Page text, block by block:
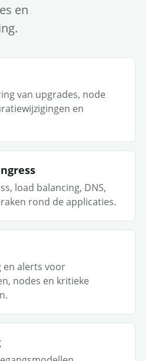
en
van upgrades, node
en
load balancing, DNS,
rond de applicaties.
en alerts voor
nodes en kritieke